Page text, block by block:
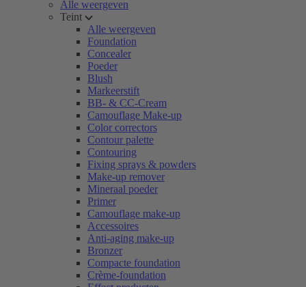
Alle weergeven
Teint
Alle weergeven
Foundation
Concealer
Poeder
Blush
Markeerstift
BB- & CC-Cream
Camouflage Make-up
Color correctors
Contour palette
Contouring
Fixing sprays & powders
Make-up remover
Mineraal poeder
Primer
Camouflage make-up
Accessoires
Anti-aging make-up
Bronzer
Compacte foundation
Crème-foundation